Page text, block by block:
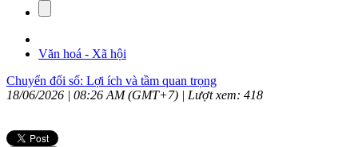
Văn hoá - Xã hội
Chuyển đổi số: Lợi ích và tầm quan trọng
18/06/2026 | 08:26 AM (GMT+7) | Lượt xem: 418